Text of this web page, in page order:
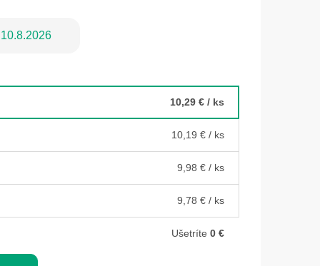
10.8.2026
10,29 € / ks
10,19 € / ks
9,98 € / ks
9,78 € / ks
Ušetríte 0 €